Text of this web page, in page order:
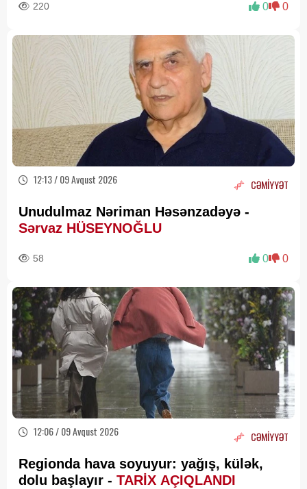
220 0 0
12:13 / 09 Avqust 2026 CƏMİYYƏT
Unudulmaz Nəriman Həsənzadəyə -
Sərvaz HÜSEYNOĞLU
58 0 0
12:06 / 09 Avqust 2026 CƏMİYYƏT
Regionda hava soyuyur: yağış, külək,
dolu başlayır - TARİX AÇIQLANDI